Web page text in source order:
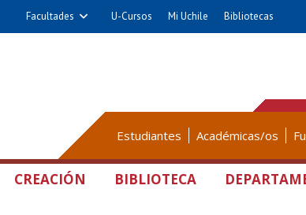
Facultades U-Cursos Mi Uchile Bibliotecas
Estudiantes Académicas/os
CREACIÓN BIBLIOTECA